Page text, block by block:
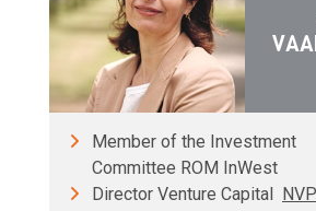
Member of the Investment
Committee ROM InWest
Director Venture Capital NVP